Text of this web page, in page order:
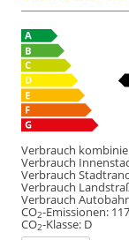
Verbrauch
Verbrauch
Verbrauch
Verbrauch
Verbrauch
CO2-Emissionen:
CO2-Klasse: D